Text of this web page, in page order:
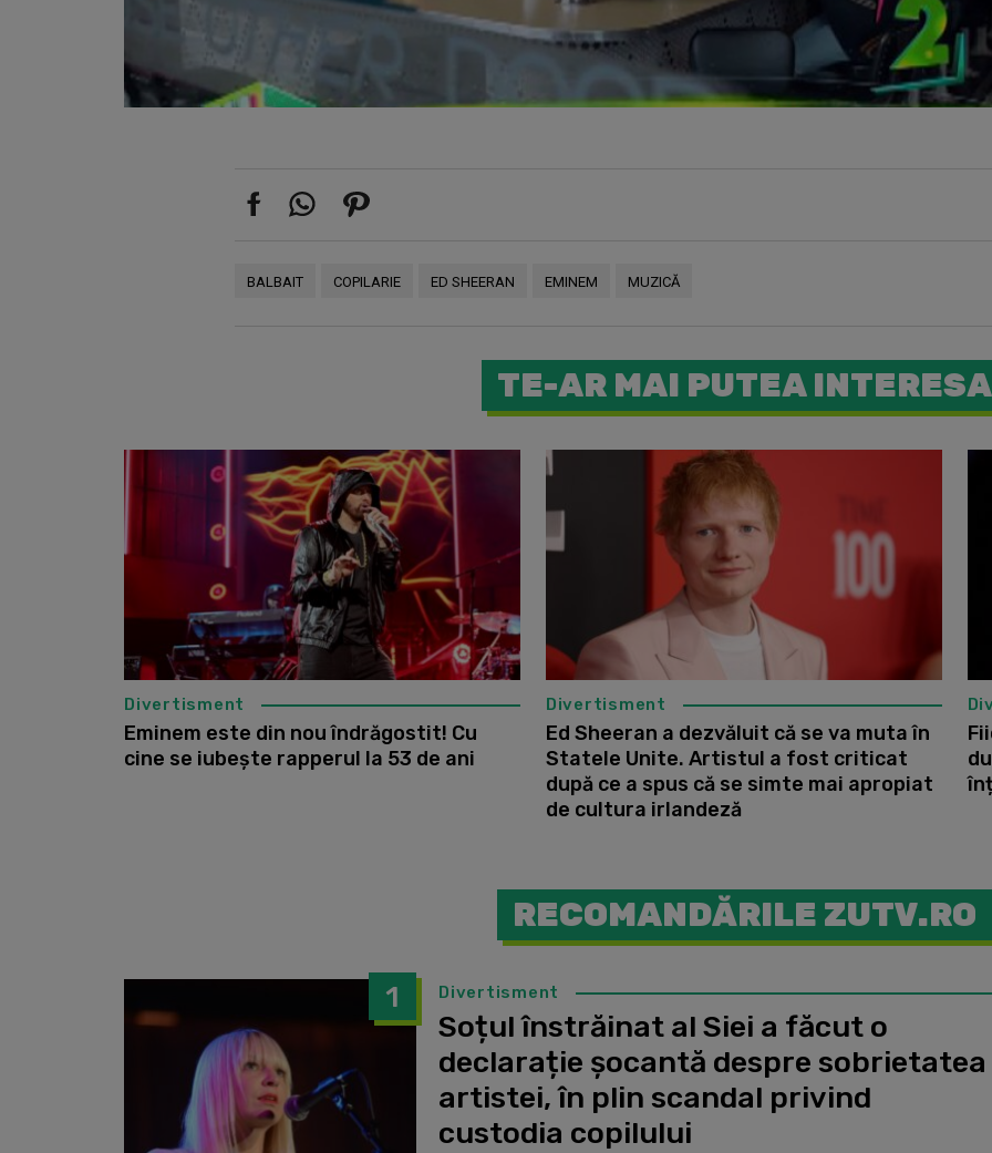
BALBAIT COPILARIE ED SHEERAN EMINEM MUZICĂ
TE-AR MAI PUTEA INTERESA
Divertisment
Eminem este din nou îndrăgostit! Cu
cine se iubește rapperul la 53 de ani
Divertisment
Ed Sheeran a dezvăluit că se va muta în
Statele Unite. Artistul a fost criticat
după ce a spus că se simte mai apropiat
de cultura irlandeză
RECOMANDĂRILE ZUTV.RO
1 Divertisment
Soțul înstrăinat al Siei a făcut o
declarație șocantă despre sobrietatea
artistei, în plin scandal privind
custodia copilului